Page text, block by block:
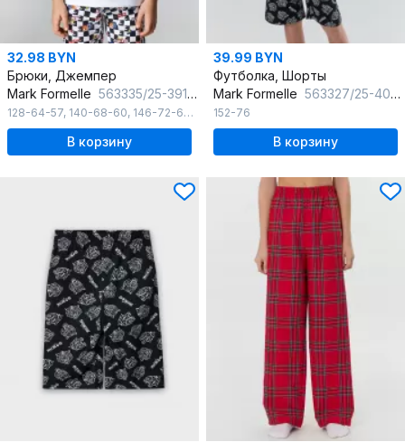
32.98 BYN
Брюки, Джемпер
Mark Formelle 563335/25-39122ПП-0 белый_гоночная_клетка_3_сл_на_пол
128-64-57, 140-68-60, 146-72-63 , 134-68-60
В корзину
39.99 BYN
Футболка, Шорты
Mark Formelle 563327/25-40738ПП-0 черный_тигры_на_черном_3_сл_на_пол
152-76
В корзину